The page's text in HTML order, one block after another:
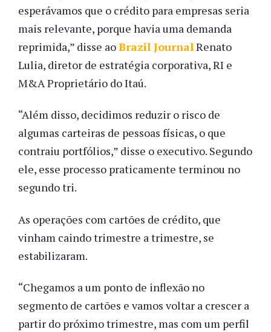
esperávamos que o crédito para empresas seria
mais relevante, porque havia uma demanda
reprimida,” disse aoBrazil JournalRenato
Lulia, diretor de estratégia corporativa, RI e
M&A Proprietário do Itaú.
“Além disso, decidimos reduzir o risco de
algumas carteiras de pessoas físicas, o que
contraiu portfólios,” disse o executivo. Segundo
ele, esse processo praticamente terminou no
segundo tri.
As operações com cartões de crédito, que
vinham caindo trimestre a trimestre, se
estabilizaram.
“Chegamos a um ponto de inflexão no
segmento de cartões e vamos voltar a crescer a
partir do próximo trimestre, mas com um perfil